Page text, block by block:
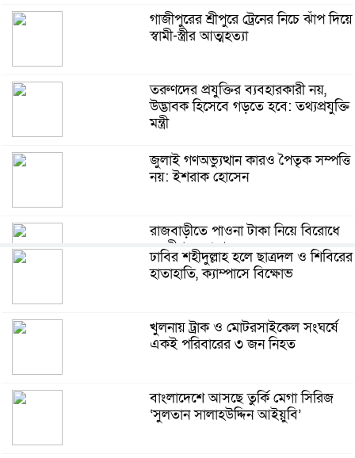
গাজীপুরের শ্রীপুরে ট্রেনের নিচে ঝাঁপ দিয়ে
স্বামী-স্ত্রীর আত্মহত্যা
তরুণদের প্রযুক্তির ব্যবহারকারী নয়,
উদ্ভাবক হিসেবে গড়তে হবে: তথ্যপ্রযুক্তি
মন্ত্রী
জুলাই গণঅভ্যুত্থান কারও পৈতৃক সম্পত্তি
নয়: ইশরাক হোসেন
রাজবাড়ীতে পাওনা টাকা নিয়ে বিরোধে
যুবলীগ নেতা খুন
পরোয়ানা জারি
চেষ্টা, বকশীবাজারে উত্তেজনা ও পুলিশ
মোতায়েন
ঢাবির শহীদুল্লাহ হলে ছাত্রদল ও শিবিরের
হাতাহাতি, ক্যাম্পাসে বিক্ষোভ
খুলনায় ট্রাক ও মোটরসাইকেল সংঘর্ষে
একই পরিবারের ৩ জন নিহত
বাংলাদেশে আসছে তুর্কি মেগা সিরিজ
‘সুলতান সালাহউদ্দিন আইয়ুবি’